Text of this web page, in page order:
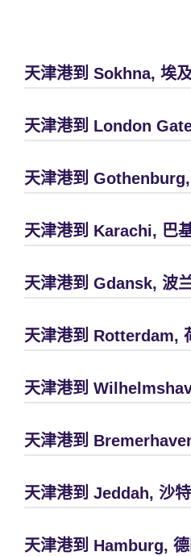
天津港到 Sokhna, 埃
天津港到 London
天津港到
天津港到 Karachi, 巴
天津港到 Gdansk, 波
天津港到 Rotterdam,
天津港到
天津港到
天津港到 Jeddah, 沙
天津港到 Hamburg,